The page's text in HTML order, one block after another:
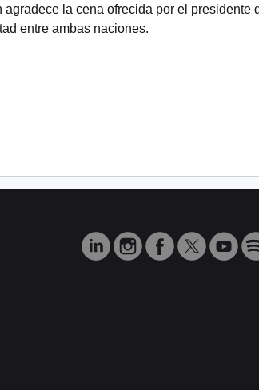
la cena ofrecida por el presidente
entre ambas naciones.